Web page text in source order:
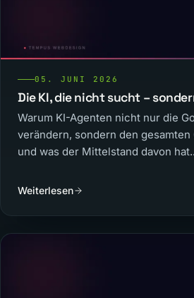
05. JUNI 2026
Die KI, die nicht sucht –
Warum KI-Agenten nicht nur die
verändern, sondern den gesamten
und was der Mittelstand davon
Weiterlesen